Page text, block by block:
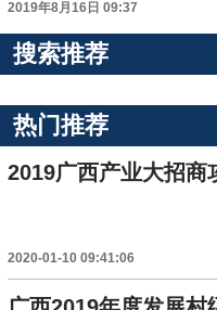
2019年8月16日 09:37
搜索推荐
热门推荐
2019广西产业大招商
2020-01-10 09:41:06